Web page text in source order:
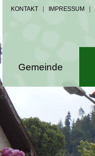
KONTAKT IMPRESSUM
Gemeinde